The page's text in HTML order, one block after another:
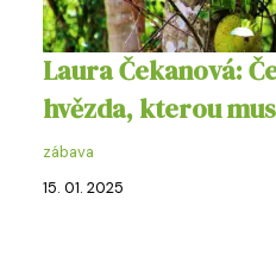
Laura Čekanová:
hvězda, kterou
zábava
15. 01. 2025